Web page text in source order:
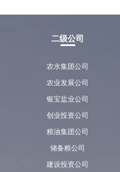
二级公司
农水集团公司
农业发展公司
银宝盐业公司
创业投资公司
粮油集团公司
储备粮公司
建设投资公司